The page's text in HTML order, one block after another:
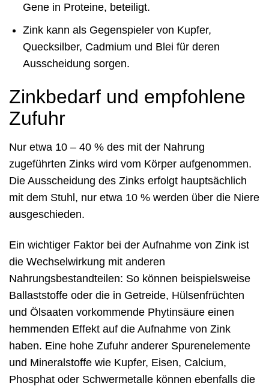
Gene in Proteine, beteiligt.
Zink kann als Gegenspieler von Kupfer,
Quecksilber, Cadmium und Blei für deren
Ausscheidung sorgen.
Zinkbedarf und empfohlene
Zufuhr
Nur etwa 10 – 40 % des mit der Nahrung
zugeführten Zinks wird vom Körper aufgenommen.
Die Ausscheidung des Zinks erfolgt hauptsächlich
mit dem Stuhl, nur etwa 10 % werden über die Niere
ausgeschieden.
Ein wichtiger Faktor bei der Aufnahme von Zink ist
die Wechselwirkung mit anderen
Nahrungsbestandteilen: So können beispielsweise
Ballaststoffe oder die in Getreide, Hülsenfrüchten
und Ölsaaten vorkommende Phytinsäure einen
hemmenden Effekt auf die Aufnahme von Zink
haben. Eine hohe Zufuhr anderer Spurenelemente
und Mineralstoffe wie Kupfer, Eisen, Calcium,
Phosphat oder Schwermetalle können ebenfalls die